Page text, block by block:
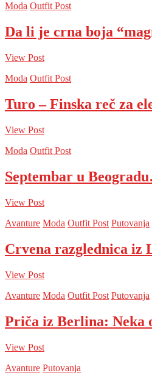
Moda Outfit Post
Da li je crna boja
View Post
Moda Outfit Post
Turo – Finska reč za
View Post
Moda Outfit Post
Septembar u
View Post
Avanture Moda Outfit Post Putovanja
Crvena razglednica iz
View Post
Avanture Moda Outfit Post Putovanja
Priča iz Berlina: Neka
View Post
Avanture Putovanja